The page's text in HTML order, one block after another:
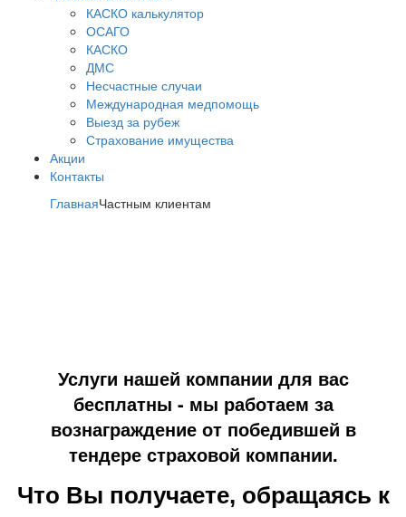
КАСКО калькулятор
ОСАГО
КАСКО
ДМС
Несчастные случаи
Международная медпомощь
Выезд за рубеж
Страхование имущества
Акции
Контакты
ГлавнаяЧастным клиентам
Услуги нашей компании для вас
бесплатны - мы работаем за
вознаграждение от победившей в
тендере страховой компании.
Что Вы получаете, обращаясь к